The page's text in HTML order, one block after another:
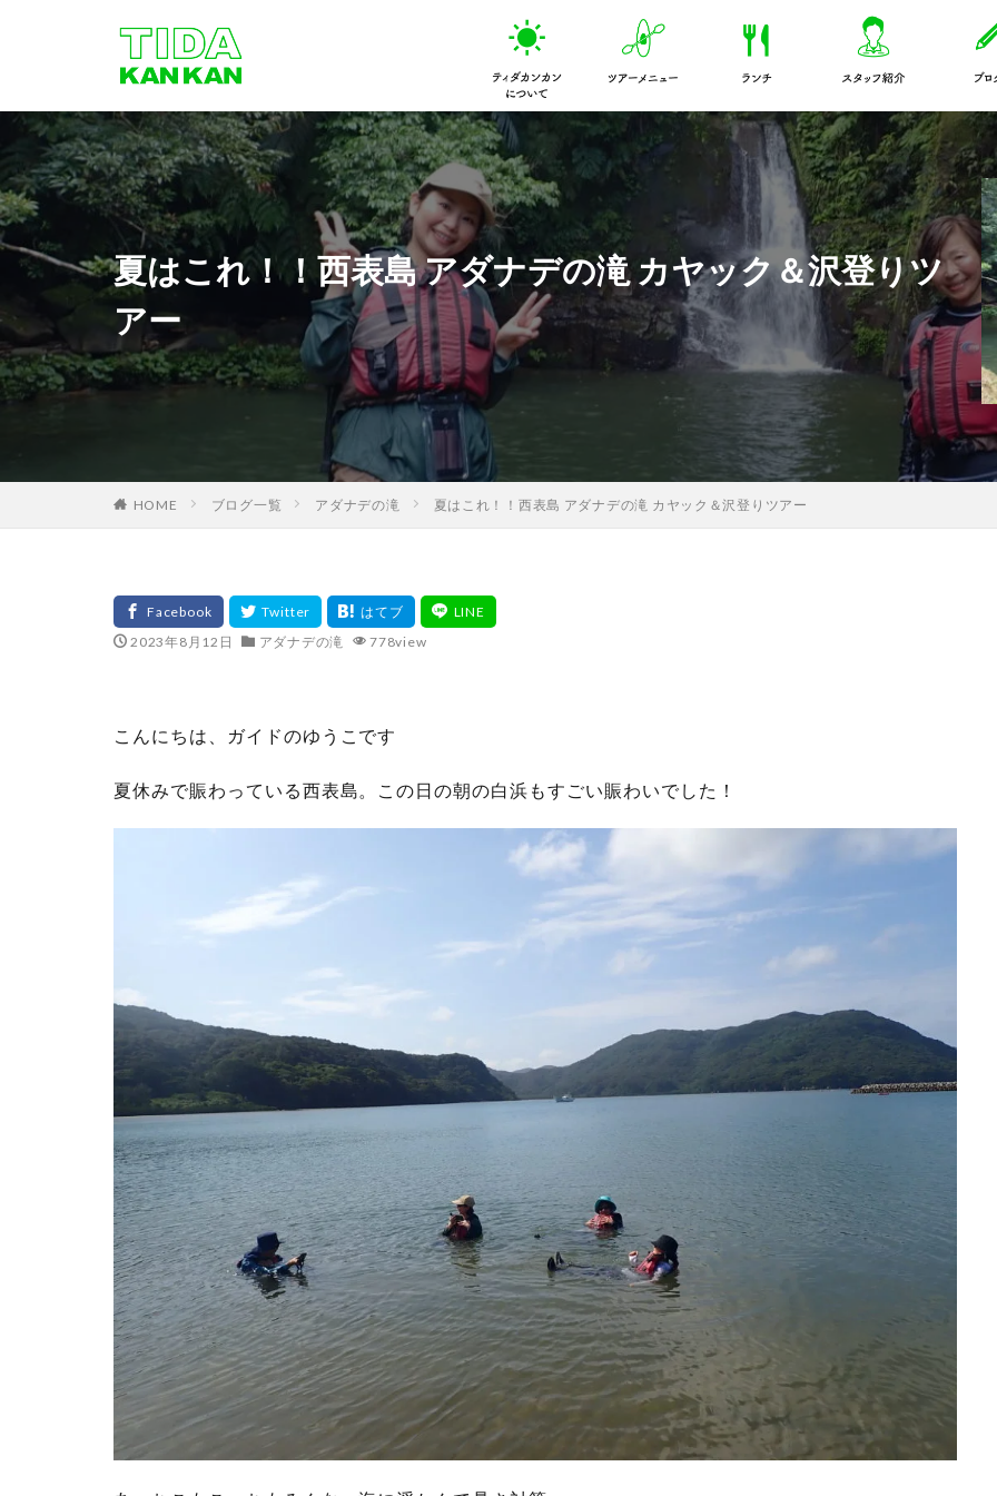
夏はこれ！！西表島 アダナデの滝 カヤック＆沢登りツ
アー
HOME ブログ一覧 アダナデの滝 夏はこれ！！西表島 アダナデの滝 カヤック＆沢登りツアー
2023年8月12日 アダナデの滝 778view
こんにちは、ガイドのゆうこです
夏休みで賑わっている西表島。この日の朝の白浜もすごい賑わいでした！